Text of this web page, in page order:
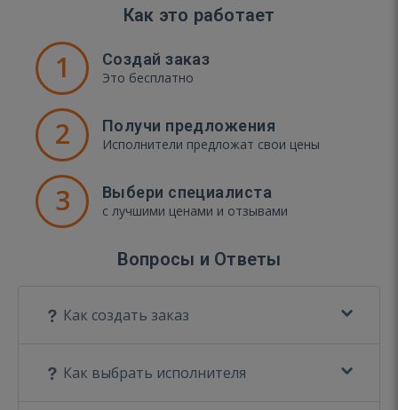
Как это работает
1 Создай заказ
Это бесплатно
2 Получи предложения
Исполнители предложат свои цены
3 Выбери специалиста
с лучшими ценами и отзывами
Вопросы и Ответы
Как создать заказ
Как выбрать исполнителя